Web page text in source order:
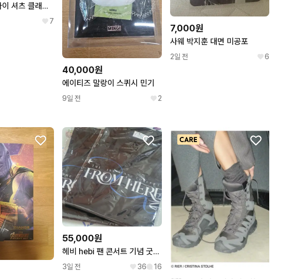
폴로 가먼트 다이 셔츠 클래식핏M 레드 택달린새상품
7
40,000원
에이티즈 말랑이 스퀴시 민기
9일 전 2
7,000원
사웨 박지훈 대면 미공포
2일 전 6
55,000원
헤비 hebi 팬 콘서트 기념 굿즈 From here md 미개봉 판매
3일 전 36 16